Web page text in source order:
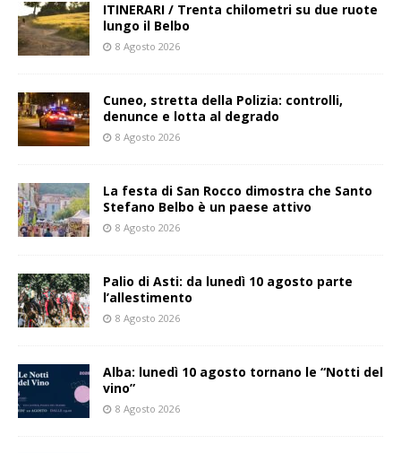
ITINERARI / Trenta chilometri su due ruote
lungo il Belbo
8 Agosto 2026
Cuneo, stretta della Polizia: controlli,
denunce e lotta al degrado
8 Agosto 2026
La festa di San Rocco dimostra che Santo
Stefano Belbo è un paese attivo
8 Agosto 2026
Palio di Asti: da lunedì 10 agosto parte
l’allestimento
8 Agosto 2026
Alba: lunedì 10 agosto tornano le “Notti del
vino”
8 Agosto 2026